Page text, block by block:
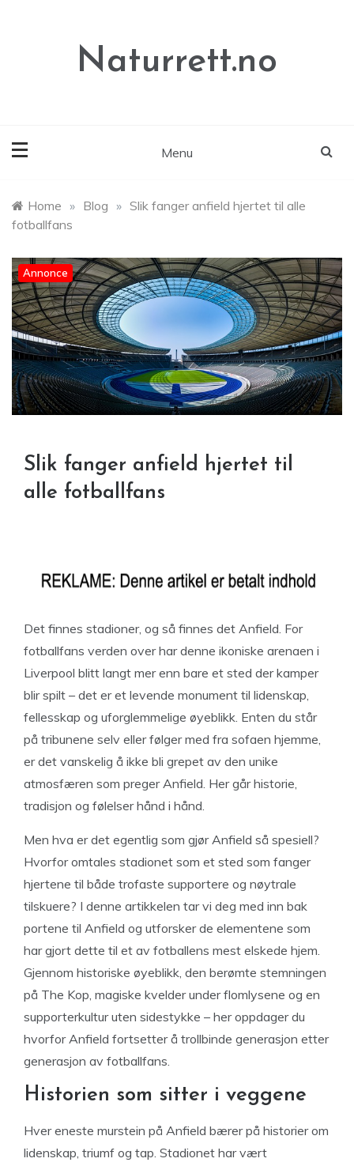
Naturrett.no
Menu
Home » Blog » Slik fanger anfield hjertet til alle
fotballfans
Annonce
Slik fanger anfield hjertet til
alle fotballfans
Det finnes stadioner, og så finnes det Anfield. For
fotballfans verden over har denne ikoniske arenaen i
Liverpool blitt langt mer enn bare et sted der kamper
blir spilt – det er et levende monument til lidenskap,
fellesskap og uforglemmelige øyeblikk. Enten du står
på tribunene selv eller følger med fra sofaen hjemme,
er det vanskelig å ikke bli grepet av den unike
atmosfæren som preger Anfield. Her går historie,
tradisjon og følelser hånd i hånd.
Men hva er det egentlig som gjør Anfield så spesiell?
Hvorfor omtales stadionet som et sted som fanger
hjertene til både trofaste supportere og nøytrale
tilskuere? I denne artikkelen tar vi deg med inn bak
portene til Anfield og utforsker de elementene som
har gjort dette til et av fotballens mest elskede hjem.
Gjennom historiske øyeblikk, den berømte stemningen
på The Kop, magiske kvelder under flomlysene og en
supporterkultur uten sidestykke – her oppdager du
hvorfor Anfield fortsetter å trollbinde generasjon etter
generasjon av fotballfans.
Historien som sitter i veggene
Hver eneste murstein på Anfield bærer på historier om
lidenskap, triumf og tap. Stadionet har vært